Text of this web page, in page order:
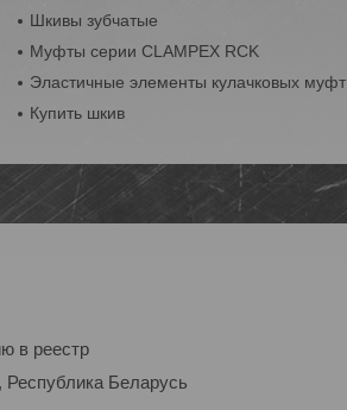
Шкивы зубчатые
Муфты серии CLAMPEX RCK
Эластичные элементы кулачковых муфт
Купить шкив
в реестр
Беларусь